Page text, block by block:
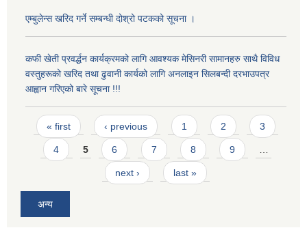
एम्बुलेन्स खरिद गर्ने सम्बन्धी दोश्रो पटकको सूचना ।
कफी खेती प्रवर्द्धन कार्यक्रमको लागि आवश्यक मेसिनरी सामानहरु साथै विविध
वस्तुहरूको खरिद तथा ढुवानी कार्यको लागि अनलाइन सिलबन्दी दरभाउपत्र
आह्वान गरिएको बारे सूचना !!!
Pages
« first ‹ previous 1 2 3
4 5 6 7 8 9
next › last »
अन्य